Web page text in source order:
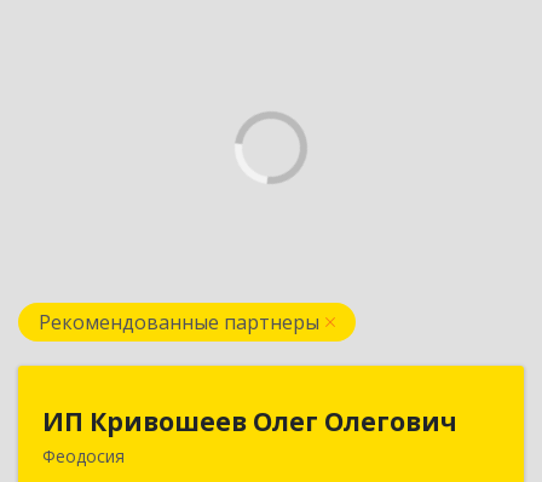
Рекомендованные партнеры
ИП Кривошеев Олег Олегович
Феодосия